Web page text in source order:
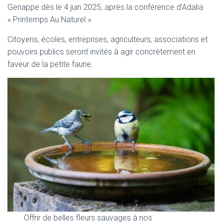
Genappe dès le 4 juin 2025, après la conférence d’Adalia
« Printemps Au Naturel ».
Citoyens, écoles, entreprises, agriculteurs, associations et
pouvoirs publics seront invités à agir concrètement en
faveur de la petite faune.
Offrir de belles fleurs sauvages à nos